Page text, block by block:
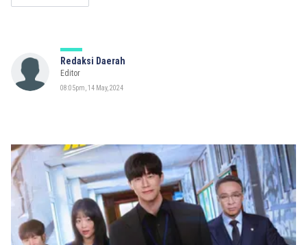
Redaksi Daerah
Editor
08:05pm, 14 May, 2024